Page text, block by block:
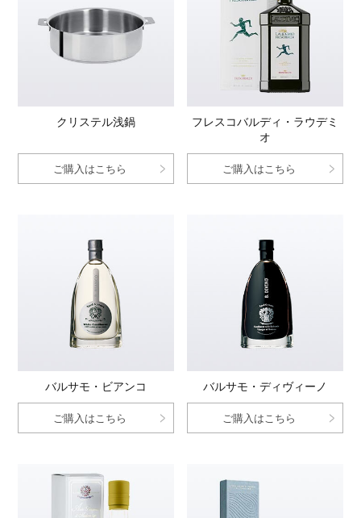
クリステル浅鍋
ご購入はこちら
フレスコバルディ・ラウデミ
オ
ご購入はこちら
バルサモ・ビアンコ
ご購入はこちら
バルサモ・ディヴィーノ
ご購入はこちら